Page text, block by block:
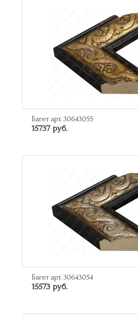
Багет арт. 30643055
15737 руб.
Багет арт. 30643054
15573 руб.